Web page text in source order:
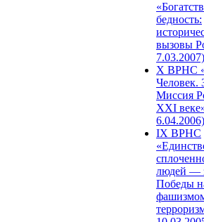
бедность:
вызовы
7.03.2007)
X ВРНС
Человек.
Миссия
XXI
6.04.2006)
IX ВРНС
людей —
Победы